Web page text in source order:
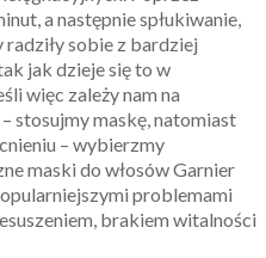
a następnie spłukiwanie,
radziły sobie z bardziej
jak dzieje się to w
więc zależy nam na
stosujmy maskę, natomiast
– wybierzmy
maski do włosów Garnier
problemami
brakiem witalności